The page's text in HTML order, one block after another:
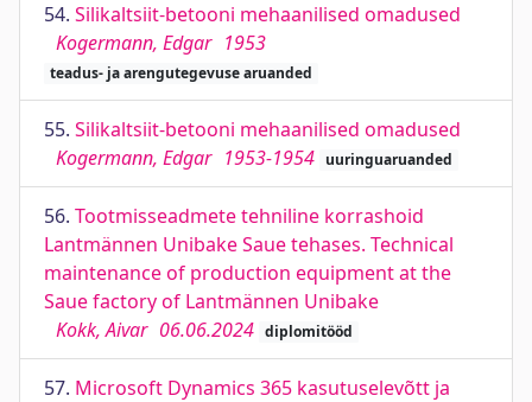
54. Silikaltsiit-betooni mehaanilised omadused
Kogermann, Edgar 1953
teadus- ja arengutegevuse aruanded
55. Silikaltsiit-betooni mehaanilised omadused
Kogermann, Edgar 1953-1954 uuringuaruanded
56. Tootmisseadmete tehniline korrashoid
Lantmännen Unibake Saue tehases. Technical
maintenance of production equipment at the
Saue factory of Lantmännen Unibake
Kokk, Aivar 06.06.2024 diplomitööd
57. Microsoft Dynamics 365 kasutuselevõtt ja